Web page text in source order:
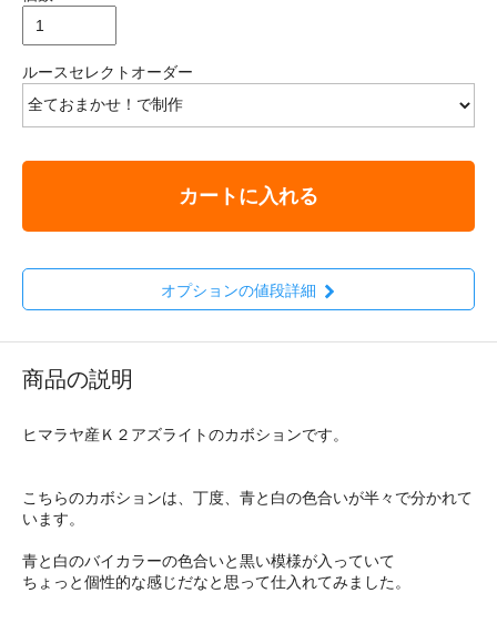
ルースセレクトオーダー
カートに入れる
オプションの値段詳細
商品の説明
ヒマラヤ産Ｋ２アズライトのカボションです。
こちらのカボションは、丁度、青と白の色合いが半々で分かれて
います。
青と白のバイカラーの色合いと黒い模様が入っていて
ちょっと個性的な感じだなと思って仕入れてみました。